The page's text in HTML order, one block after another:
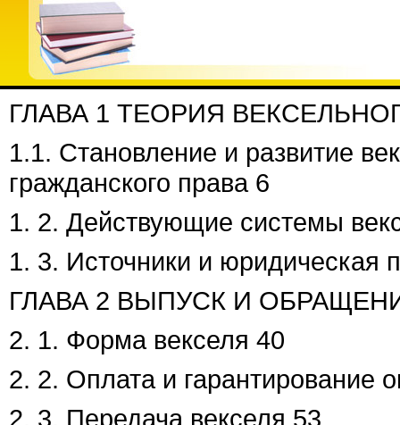
ГЛАВА 1 ТЕОРИЯ
1.1. Становление и развитие
гражданского права 6
1. 2. Действующие системы
1. 3. Источники и юридическая
ГЛАВА 2 ВЫПУСК И
2. 1. Форма векселя 40
2. 2. Оплата и гарантирование
2. 3. Передача векселя 53